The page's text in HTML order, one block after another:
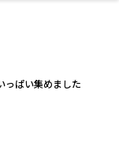
っぱい集めました